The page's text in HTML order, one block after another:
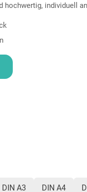
hochwertig, individuell
DIN A3 DIN A4